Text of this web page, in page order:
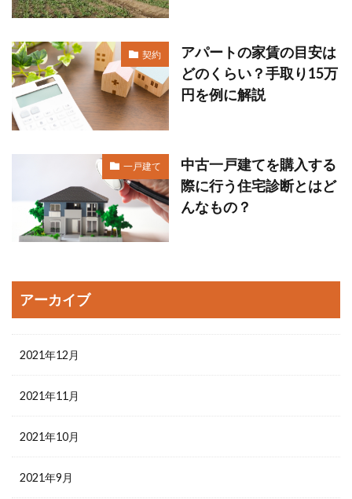
契約
アパートの家賃の目安は
どのくらい？手取り15万
円を例に解説
一戸建て
中古一戸建てを購入する
際に行う住宅診断とはど
んなもの？
アーカイブ
2021年12月
2021年11月
2021年10月
2021年9月